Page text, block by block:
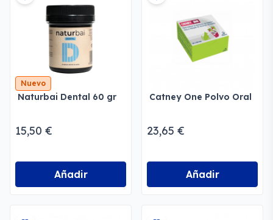
Nuevo
Naturbai Dental 60 gr
15,50 €
Añadir
Catney One Polvo Oral
23,65 €
Añadir